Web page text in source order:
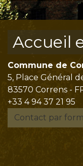
Accueil
Commune de
5, Place Général
83570 Correns -
+33 4 94 37 21 95
Contact par